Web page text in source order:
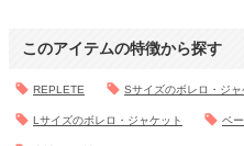
このアイテムの特徴から探す
REPLETE Sサイズのボレロ・ジャ
Lサイズのボレロ・ジャケット ベ